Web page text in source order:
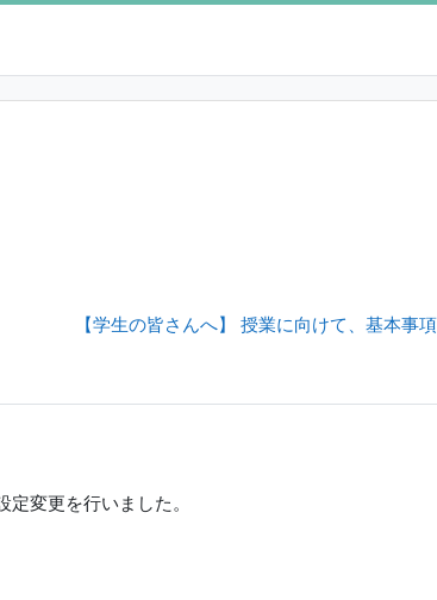
【学生の皆さんへ】 授業に向けて、基本事
変更を行いました。